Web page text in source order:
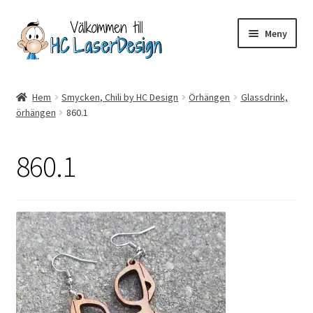
Hoppa
till
navigering
Hoppa
till
innehåll
Meny
Aktuell info mm
Kontakt
Köpvillkor
Logotypes
Hem Smycken, Chili by HC Design Örhängen
Glassdrink,
örhängen
860.1
860.1